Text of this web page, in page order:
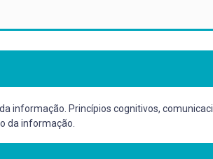
informação. Princípios cognitivos,
da informação.